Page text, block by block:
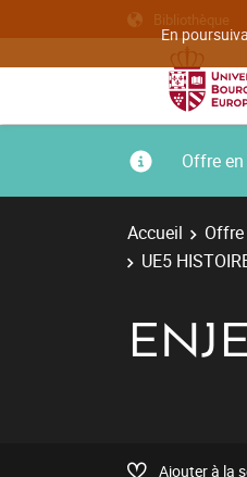
En
Bibliothèque
Offre
Accueil
UE5
Ajouter à la